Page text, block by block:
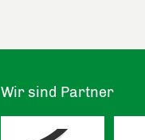
Wir sind Partner